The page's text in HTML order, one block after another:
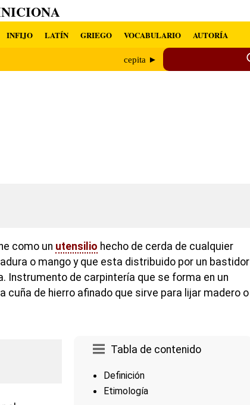
INFIJO LATÍN GRIEGO VOCABULARIO AUTORÍA
cepita ►
como un utensilio hecho de cerda de cualquier
o mango y que esta distribuido por un bastidor
Instrumento de carpintería que se forma en un
cuña de hierro afinado que sirve para lijar madero o
Tabla de contenido
Definición
Etimología